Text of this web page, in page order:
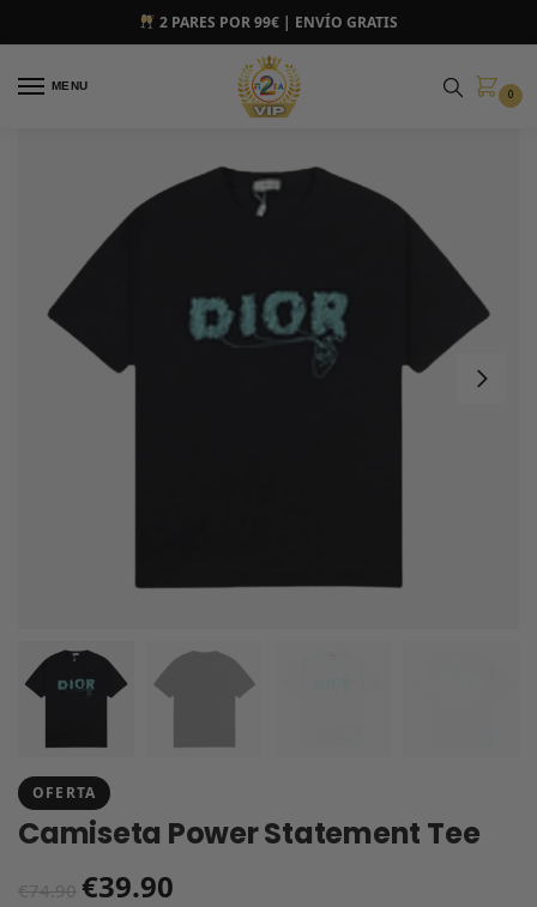
2 PARES POR 99€ | ENVÍO GRATIS
MENU
0
OFERTA
Camiseta Power Statement Tee
€74.90 €39.90